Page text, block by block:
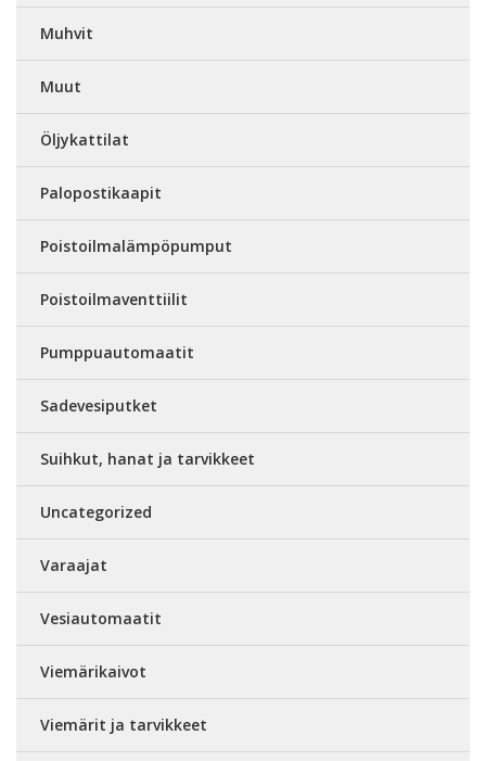
Muhvit
Muut
Öljykattilat
Palopostikaapit
Poistoilmalämpöpumput
Poistoilmaventtiilit
Pumppuautomaatit
Sadevesiputket
Suihkut, hanat ja tarvikkeet
Uncategorized
Varaajat
Vesiautomaatit
Viemärikaivot
Viemärit ja tarvikkeet